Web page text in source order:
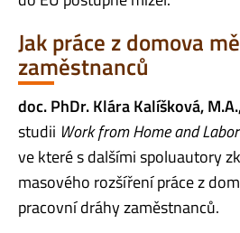
Jak práce z domova
zaměstnanců
doc. PhDr. Klára Kalíšková,
studii Work from Home and
ve které s dalšími spoluautory
masového rozšíření práce z
pracovní dráhy zaměstnanců.